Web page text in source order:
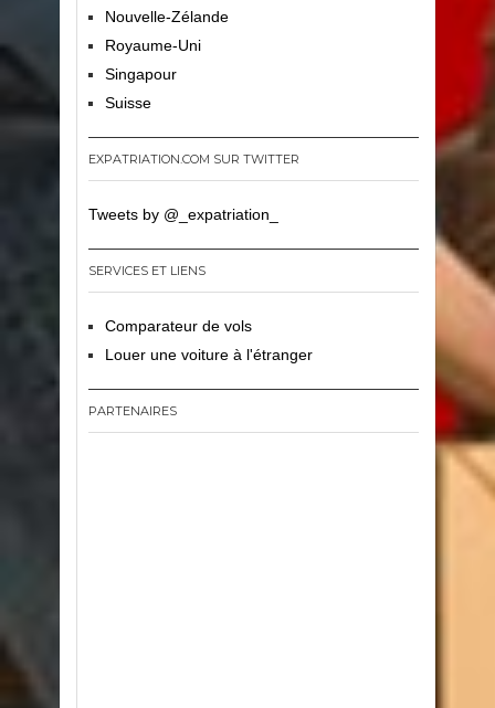
Nouvelle-Zélande
Royaume-Uni
Singapour
Suisse
EXPATRIATION.COM SUR TWITTER
Tweets by @_expatriation_
SERVICES ET LIENS
Comparateur de vols
Louer une voiture à l'étranger
PARTENAIRES